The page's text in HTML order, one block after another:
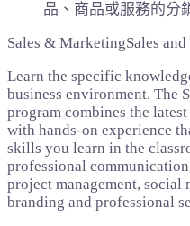
品、商品或服務的分
Sales & MarketingSales
Learn the specific
business environment. The
program combines the
with hands-on experience
skills you learn in the
professional
project management,
branding and professional